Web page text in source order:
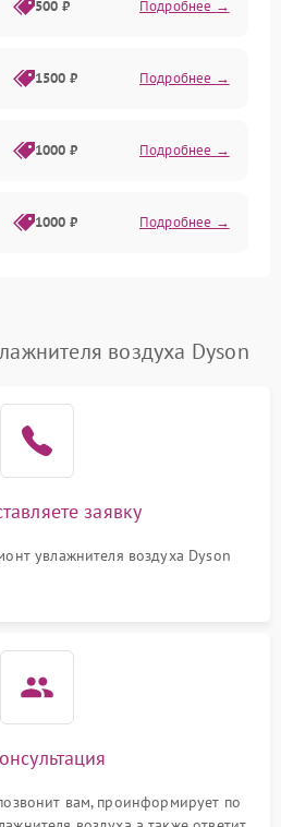
500 ₽ Подробнее →
1500 ₽ Подробнее →
1000 ₽ Подробнее →
1000 ₽ Подробнее →
1000 ₽
1000 ₽
1300 ₽
воздуха Dyson
заявку
увлажнителя воздуха Dyson
вам, проинформирует по